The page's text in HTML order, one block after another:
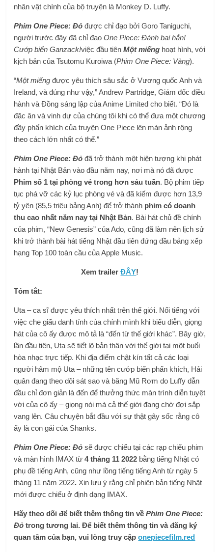
nhân vật chính của bộ truyện là Monkey D. Luffy.
Phim One Piece: Đỏ được chỉ đạo bởi Goro Taniguchi,
người trước đây đã chỉ đạoOne Piece: Đánh bại hắn!
Cướp biển Ganzack!việc đầu tiênMột miếng hoạt hình, với
kịch bản của Tsutomu Kuroiwa (Phim One Piece: Vàng).
“Một miếng được yêu thích sâu sắc ở Vương quốc Anh và
Ireland, và đúng như vậy,” Andrew Partridge, Giám đốc điều
hành và Đồng sáng lập của Anime Limited cho biết. “Đó là
đặc ân và vinh dự của chúng tôi khi có thể đưa một chương
đầy phấn khích của truyện One Piece lên màn ảnh rộng
theo cách lớn nhất có thể.”
Phim One Piece: Đỏđã trở thành một hiện tượng khi phát
hành tại Nhật Bản vào đầu năm nay, nơi mà nó đã được
Phim số 1 tại phòng vé trong hơn sáu tuần. Bộ phim tiếp
tục phá vỡ các kỷ lục phòng vé và đã kiếm được hơn 13,9
tỷ yên (85,5 triệu bảng Anh) để trở thành phim có doanh
thu cao nhất năm nay tại Nhật Bản. Bài hát chủ đề chính
của phim, “New Genesis” của Ado, cũng đã làm nên lịch sử
khi trở thành bài hát tiếng Nhật đầu tiên đứng đầu bảng xếp
hạng Top 100 toàn cầu của Apple Music.
Xem trailerĐÂY!
Tóm tắt:
Uta – ca sĩ được yêu thích nhất trên thế giới. Nổi tiếng với
việc che giấu danh tính của chính mình khi biểu diễn, giọng
hát của cô ấy được mô tả là “đến từ thế giới khác”. Bây giờ,
lần đầu tiên, Uta sẽ tiết lộ bản thân với thế giới tại một buổi
hòa nhạc trực tiếp. Khi địa điểm chật kín tất cả các loại
người hâm mộ Uta – những tên cướp biển phấn khích, Hải
quân đang theo dõi sát sao và băng Mũ Rơm do Luffy dẫn
đầu chỉ đơn giản là đến để thưởng thức màn trình diễn tuyệt
vời của cô ấy – giọng nói mà cả thế giới đang chờ đợi sắp
vang lên. Câu chuyện bắt đầu với sự thật gây sốc rằng cô
ấy là con gái của Shanks.
Phim One Piece: Đỏ sẽ được chiếu tại các rạp chiếu phim
và màn hình IMAX từ 4 tháng 11 2022 bằng tiếng Nhật có
phụ đề tiếng Anh, cũng như lồng tiếng tiếng Anh từ ngày 5
tháng 11 năm 2022.Xin lưu ý rằng chỉ phiên bản tiếng Nhật
mới được chiếu ở định dạng IMAX.
Hãy theo dõi để biết thêm thông tin vềPhim One Piece:
Đỏ trong tương lai. Để biết thêm thông tin và đăng ký
quan tâm của bạn, vui lòng truy cậponepiecefilm.red